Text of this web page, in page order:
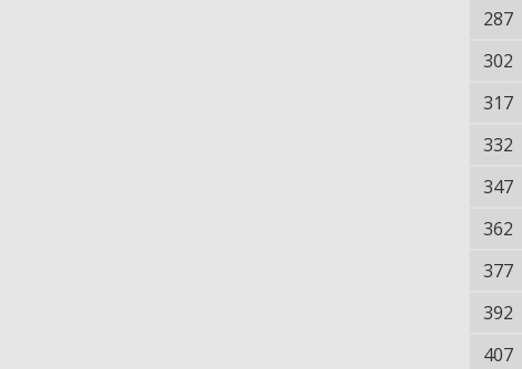
287
302
317
332
347
362
377
392
407